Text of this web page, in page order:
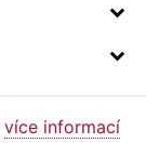
více informací